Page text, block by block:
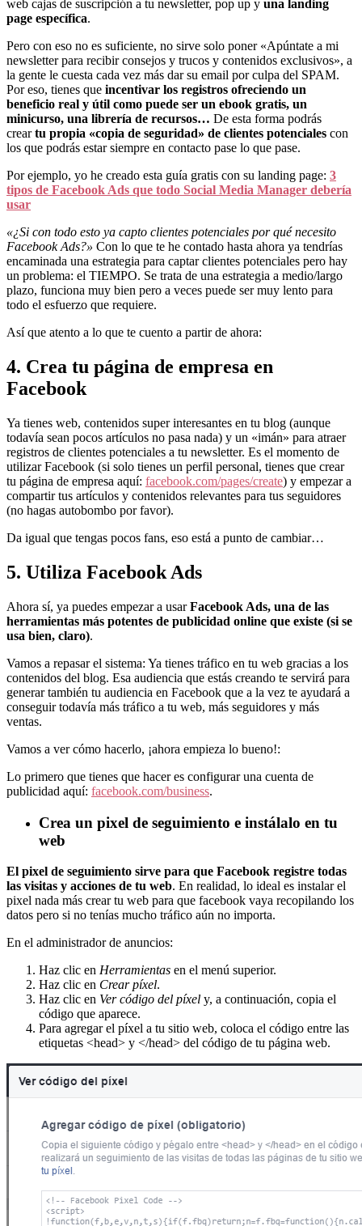
web cajas de suscripción a tu newsletter, pop up y una landing
page específica.
Pero con eso no es suficiente, no sirve solo poner «Apúntate a mi
newsletter para recibir consejos y trucos y contenidos exclusivos», a
la gente le cuesta cada vez más dar su email por culpa del SPAM.
Por eso, tienes que incentivar los registros ofreciendo un
beneficio real y útil como puede ser un ebook gratis, un
minicurso, una librería de recursos… De esta forma podrás
creartu propia «copia de seguridad» de clientes potenciales con
los que podrás estar siempre en contacto pase lo que pase.
Por ejemplo, yo he creado esta guía gratis con su landing page: 3
tipos de Facebook Ads que todo Social Media Manager debería
usar
«¿Si con todo esto ya capto clientes potenciales por qué necesito
Facebook Ads?» Con lo que te he contado hasta ahora ya tendrías
encaminada una estrategia para captar clientes potenciales pero hay
un problema: el TIEMPO. Se trata de una estrategia a medio/largo
plazo, funciona muy bien pero a veces puede ser muy lento para
todo el esfuerzo que requiere.
Así que atento a lo que te cuento a partir de ahora:
4. Crea tu página de empresa en
Facebook
Ya tienes web, contenidos super interesantes en tu blog (aunque
todavía sean pocos artículos no pasa nada) y un «imán» para atraer
registros de clientes potenciales a tu newsletter. Es el momento de
utilizar Facebook (si solo tienes un perfil personal, tienes que crear
tu página de empresa aquí: facebook.com/pages/create) y empezar a
compartir tus artículos y contenidos relevantes para tus seguidores
(no hagas autobombo por favor).
Da igual que tengas pocos fans, eso está a punto de cambiar…
5. Utiliza Facebook Ads
Ahora sí, ya puedes empezar a usarFacebook Ads, una de las
herramientas más potentes de publicidad online que existe (si se
usa bien, claro).
Vamos a repasar el sistema: Ya tienes tráfico en tu web gracias a los
contenidos del blog. Esa audiencia que estás creando te servirá para
generar también tu audiencia en Facebook que a la vez te ayudará a
conseguir todavía más tráfico a tu web, más seguidores y más
ventas.
Vamos a ver cómo hacerlo, ¡ahora empieza lo bueno!:
Lo primero que tienes que hacer es configurar una cuenta de
publicidad aquí: facebook.com/business.
Crea un pixel de seguimiento e instálalo en tu
web
El pixel de seguimiento sirve para que Facebook registre todas
las visitas y acciones de tu web. En realidad, lo ideal es instalar el
pixel nada más crear tu web para que facebook vaya recopilando los
datos pero si no tenías mucho tráfico aún no importa.
En el administrador de anuncios:
Haz clic en Herramientas en el menú superior.
Haz clic en Crear píxel.
Haz clic en Ver código del píxel y, a continuación, copia el
código que aparece.
Para agregar el píxel a tu sitio web, coloca el código entre las
etiquetas <head> y </head> del código de tu página web.